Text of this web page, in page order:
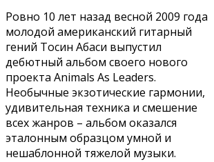
Ровно 10 лет назад весной 2009 года
молодой американский гитарный
гений Тосин Абаси выпустил
дебютный альбом своего нового
проекта Animals As Leaders.
Необычные экзотические гармонии,
удивительная техника и смешение
всех жанров – альбом оказался
эталонным образцом умной и
нешаблонной тяжелой музыки.